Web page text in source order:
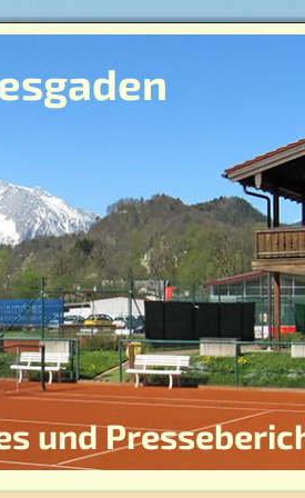
und